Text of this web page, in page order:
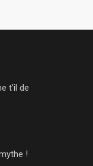
t’il de
!